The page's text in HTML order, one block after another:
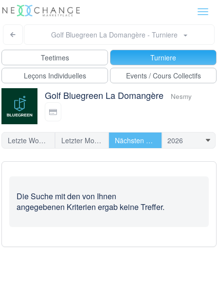
Golf Bluegreen La Domangère - Turniere
Teetimes
Turniere
Leçons Individuelles
Events / Cours Collectifs
Golf Bluegreen La Domangère Nesmy
Letzte Woche Letzter Monat Nächsten Turniere
Die Suche mit den von Ihnen
angegebenen Kriterien ergab keine Treffer.